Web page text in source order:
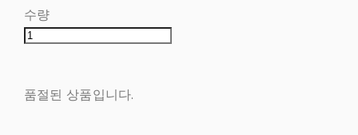
수량
품절된 상품입니다.